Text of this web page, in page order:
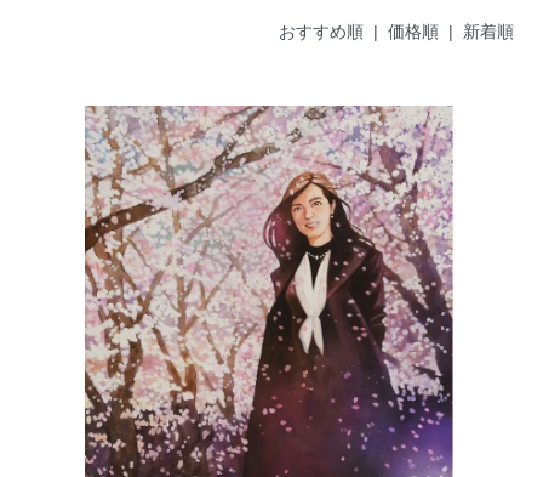
おすすめ順 | 価格順| 新着順